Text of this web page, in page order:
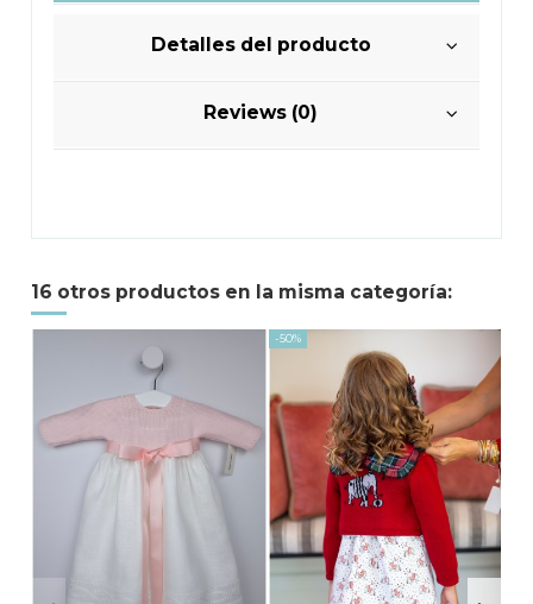
Detalles del producto
Reviews (0)
16 otros productos en la misma categoría:
-50%